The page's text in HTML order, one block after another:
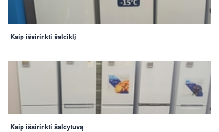
Kaip išsirinkti šaldiklį
Kaip išsirinkti šaldytuvą